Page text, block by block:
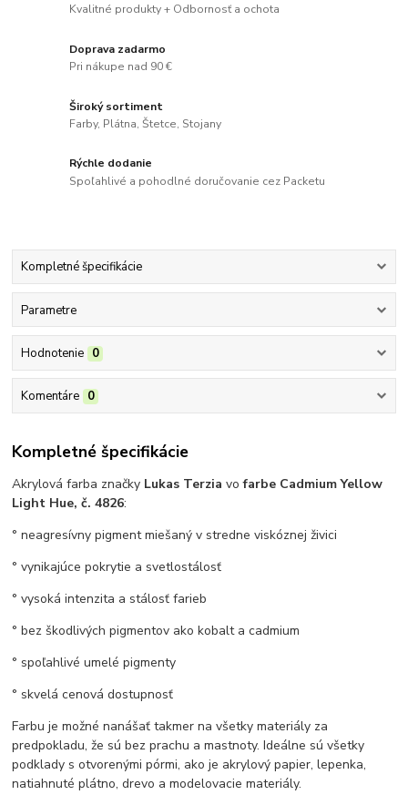
Kvalitné produkty + Odbornosť a ochota
Doprava zadarmo
Pri nákupe nad 90 €
Široký sortiment
Farby, Plátna, Štetce, Stojany
Rýchle dodanie
Spoľahlivé a pohodlné doručovanie cez Packetu
Kompletné špecifikácie
Parametre
Hodnotenie 0
Komentáre 0
Kompletné špecifikácie
Akrylová farba značky Lukas Terzia vofarbe Cadmium Yellow
Light Hue, č. 4826:
° neagresívny pigment miešaný v stredne viskóznej živici
° vynikajúce pokrytie a svetlostálosť
° vysoká intenzita a stálosť farieb
° bez škodlivých pigmentov ako kobalt a cadmium
° spoľahlivé umelé pigmenty
° skvelá cenová dostupnosť
Farbu je možné nanášať takmer na všetky materiály za
predpokladu, že sú bez prachu a mastnoty. Ideálne sú všetky
podklady s otvorenými pórmi, ako je akrylový papier, lepenka,
natiahnuté plátno, drevo a modelovacie materiály.